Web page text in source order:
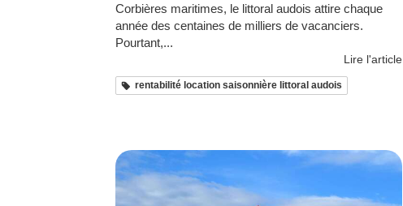
Corbières maritimes, le littoral audois attire chaque
année des centaines de milliers de vacanciers.
Pourtant,...
Lire l'article
rentabilité location saisonnière littoral audois